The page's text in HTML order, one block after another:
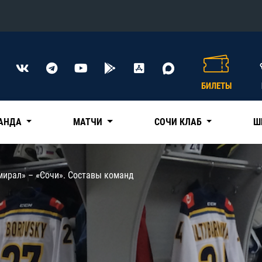
Конференция «Восток»
Нефтехимик
Трактор
Дивизион Чернышева
Авангард
Адмирал
КХЛ
БИЛЕТЫ
МАТЧИ СОЧИ КЛАБ
– «Сочи». Составы команд